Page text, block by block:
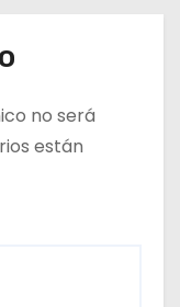
no será
están